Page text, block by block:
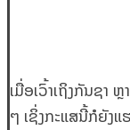
ເມື່ອເວົ້າເຖິງກັນຊາ
ໆ ເຊິ່ງກະແສນີ້ກໍຍັງ